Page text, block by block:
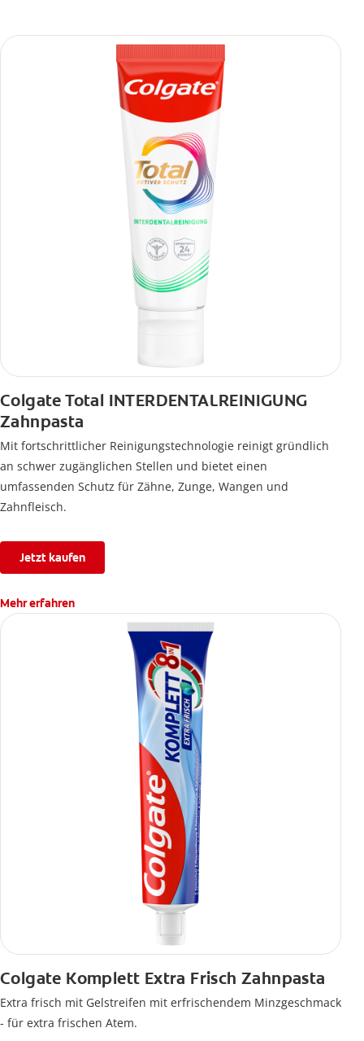
Colgate Total INTERDENTALREINIGUNG
Zahnpasta
Mit fortschrittlicher Reinigungstechnologie reinigt gründlich
an schwer zugänglichen Stellen und bietet einen
umfassenden Schutz für Zähne, Zunge, Wangen und
Zahnfleisch.
Jetzt kaufen
Mehr erfahren
Colgate Komplett Extra Frisch Zahnpasta
Extra frisch mit Gelstreifen mit erfrischendem Minzgeschmack
- für extra frischen Atem.